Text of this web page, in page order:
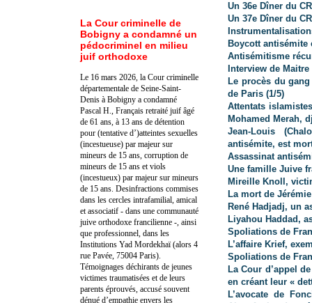
Un 36e Dîner du
Un 37e Dîner du
Boycott antisémite
Antisémitisme
Interview de
Le procès du
de Paris (1/5)
Attentats
Mohamed Merah,
Jean-Louis
antisémite, est
Assassinat
Une famille Juive
Mireille Knoll,
La mort de
René Hadjadj, un
Liyahou Haddad,
Spoliations de
L’affaire Krief,
Spoliations de
La Cour d’appel
en créant leur «
L’avocate de
La Cour criminelle de
Bobigny a condamné un
pédocriminel en milieu
juif orthodoxe
Le 16 mars 2026, la Cour criminelle
départementale de Seine-Saint-
Denis à Bobigny a condamné
Pascal H., Français retraité juif âgé
de 61 ans, à 13 ans de détention
pour (tentative d’)atteintes sexuelles
(incestueuse) par majeur sur
mineurs de 15 ans, corruption de
mineurs de 15 ans et viols
(incestueux) par majeur sur mineurs
de 15 ans. Desinfractions commises
dans les cercles intrafamilial, amical
et associatif - dans une communauté
juive orthodoxe francilienne -, ainsi
que professionnel, dans les
Institutions Yad Mordekhaï (alors 4
rue Pavée, 75004 Paris).
Témoignages déchirants de jeunes
victimes traumatisées et de leurs
parents éprouvés, accusé souvent
dénué d’empathie envers les